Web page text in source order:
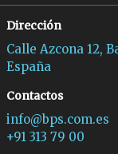
Dirección
Calle Azcona 12,
España
Contactos
info@bps.com.es
+91 313 79 00